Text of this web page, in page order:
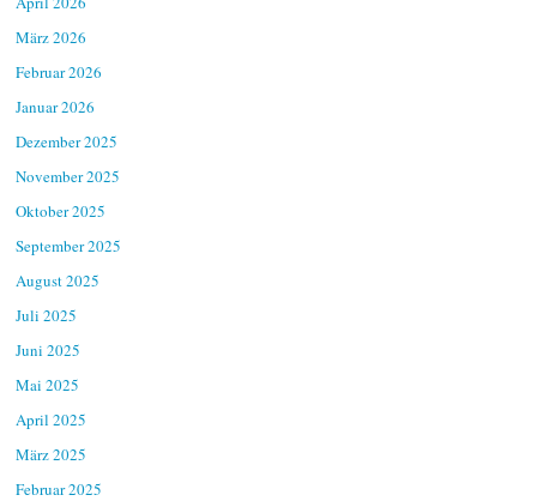
März 2026
Februar 2026
Januar 2026
Dezember 2025
November 2025
Oktober 2025
September 2025
August 2025
Juli 2025
Juni 2025
Mai 2025
April 2025
März 2025
Februar 2025